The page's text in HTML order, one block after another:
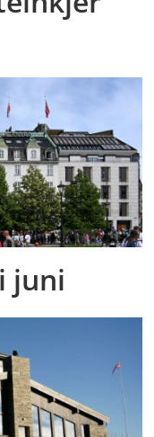
juni